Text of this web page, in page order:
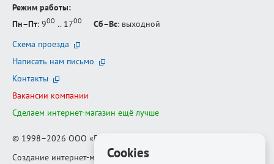
Режим работы:
Пн–Пт: 900 .. 1700 Сб–Вс: выходной
Схема проезда
Написать нам письмо
Контакты
Вакансии компании
Сделаем интернет-магазин ещё лучше
© 1998–2026 ООО «Белфорт-РМ»
Создание интернет-магазина—Медиапродукт
Cookies